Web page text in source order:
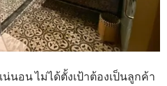
อน ไม่ได้ตั้งเป้าต้องเป็นลูกค้า